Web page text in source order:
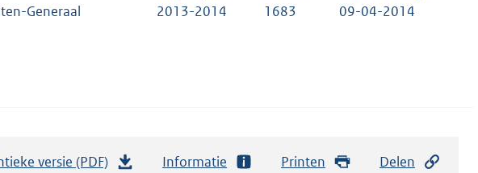
Generaal 2013-2014 1683 09-04-2014
versie (PDF) Informatie Printen Delen